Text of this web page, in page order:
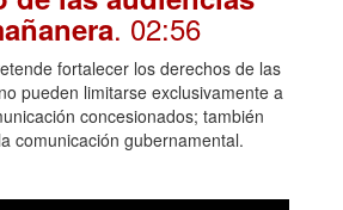
. 02:56
fortalecer los derechos de las
pueden limitarse exclusivamente a
concesionados; también
comunicación gubernamental.